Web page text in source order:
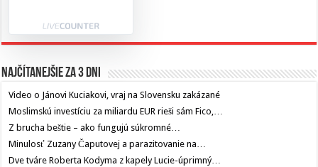
Najčítanejšie za 3 dni
Video o Jánovi Kuciakovi, vraj na Slovensku zakázané
Moslimskú investíciu za miliardu EUR rieši sám Fico,…
Z brucha beštie – ako fungujú súkromné…
Minulosť Zuzany Čaputovej a parazitovanie na…
Dve tváre Roberta Kodyma z kapely Lucie-úprimný…